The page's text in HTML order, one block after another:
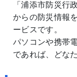
「浦添市防災行
からの防災情報
ービスです。
パソコンや携帯
であれば、どな